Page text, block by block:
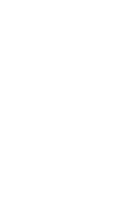
かうことができま
島原城の姿を眺め